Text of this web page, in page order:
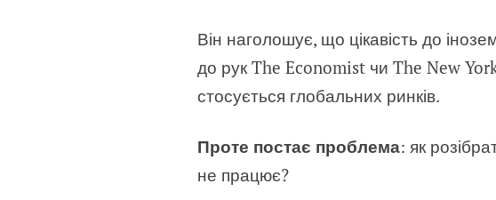
Він наголошує, що цікавість до
до рук The Economist чи The New
стосується глобальних ринків.
Проте постає проблема: як
не працює?